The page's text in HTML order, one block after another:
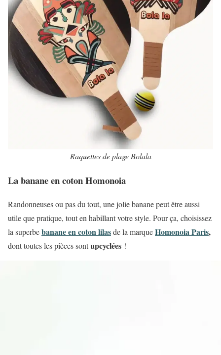
Raquettes de plage Bolala
La banane en coton Homonoia
Randonneuses ou pas du tout, une jolie banane peut être aussi
utile que pratique, tout en habillant votre style. Pour ça, choisissez
la superbebanane en coton lilasde la marqueHomonoia Paris,
dont toutes les pièces sontupcyclées !